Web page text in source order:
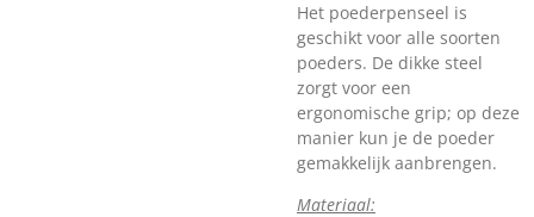
Het poederpenseel is
geschikt voor alle soorten
poeders. De dikke steel
zorgt voor een
ergonomische grip; op deze
manier kun je de poeder
gemakkelijk aanbrengen.
Materiaal: